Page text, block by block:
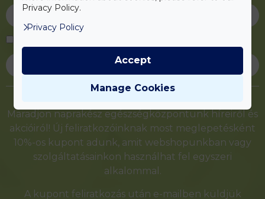
Feliratkozás
Alternative:
Maradjon naprakész egészségközpontunk híreiről és
akcióiról! Új feliratkozóinknak most meglepetésként
10%-os kupont adunk, amit webshopunkban vagy
szolgáltatásainkon használhat fel egyszeri
alkalommal.
A kupont feliratkozás után e-mailben küldjük
Privacy Policy.
Privacy Policy
Manage Cookies
Accept